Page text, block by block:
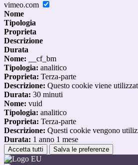
vimeo.com
Nome
Tipologia
Proprieta
Descrizione
Durata
Nome: __cf_bm
Tipologia: analitico
Proprieta: Terza-parte
Descrizione: Questo cookie viene
Durata: 30 minuti
Nome: vuid
Tipologia: analitico
Proprieta: Terza-parte
Descrizione: Questi cookie vengono
Durata: 1 anno 1 mese
Accetta tutti Salva le preferenze